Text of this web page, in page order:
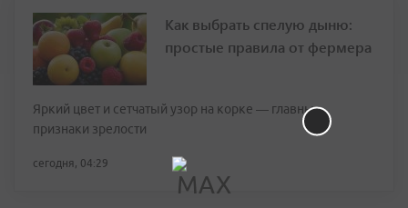
Как выбрать спелую дыню:
простые правила от фермера
Яркий цвет и сетчатый узор на корке — главные
признаки зрелости
сегодня, 04:29